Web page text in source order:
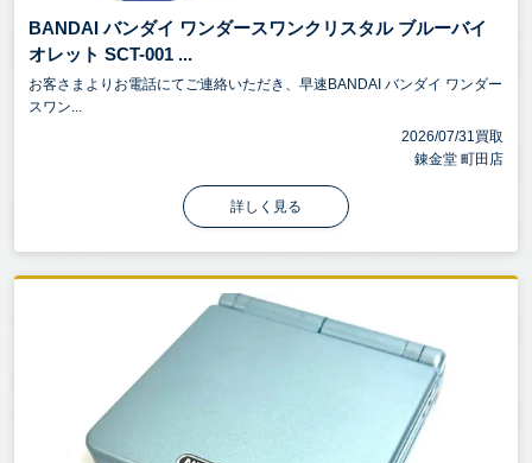
BANDAI バンダイ ワンダースワンクリスタル ブルーバイ
オレット SCT-001 ...
お客さまよりお電話にてご連絡いただき、早速BANDAI バンダイ ワンダー
スワン...
2026/07/31買取
錬金堂 町田店
詳しく見る